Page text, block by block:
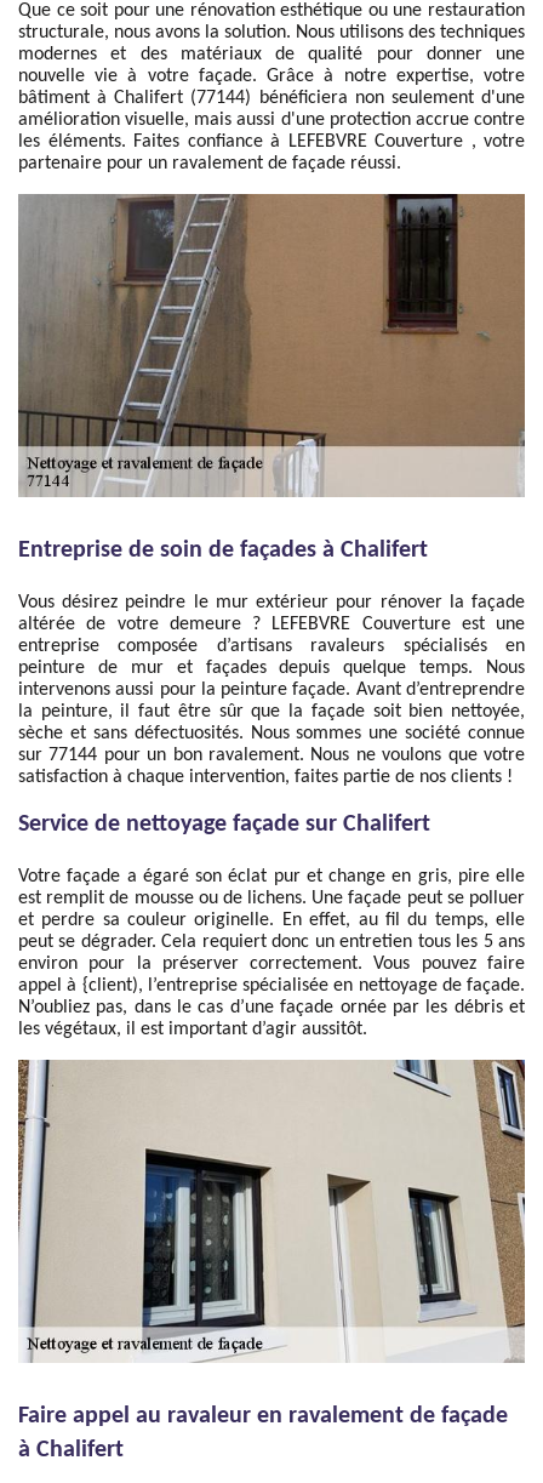
Que ce soit pour une rénovation esthétique ou une restauration
structurale, nous avons la solution. Nous utilisons des techniques
modernes et des matériaux de qualité pour donner une
nouvelle vie à votre façade. Grâce à notre expertise, votre
bâtiment à Chalifert (77144) bénéficiera non seulement d'une
amélioration visuelle, mais aussi d'une protection accrue contre
les éléments. Faites confiance à LEFEBVRE Couverture , votre
partenaire pour un ravalement de façade réussi.
Entreprise de soin de façades à Chalifert
Vous désirez peindre le mur extérieur pour rénover la façade
altérée de votre demeure ? LEFEBVRE Couverture est une
entreprise composée d’artisans ravaleurs spécialisés en
peinture de mur et façades depuis quelque temps. Nous
intervenons aussi pour la peinture façade. Avant d’entreprendre
la peinture, il faut être sûr que la façade soit bien nettoyée,
sèche et sans défectuosités. Nous sommes une société connue
sur 77144 pour un bon ravalement. Nous ne voulons que votre
satisfaction à chaque intervention, faites partie de nos clients !
Service de nettoyage façade sur Chalifert
Votre façade a égaré son éclat pur et change en gris, pire elle
est remplit de mousse ou de lichens. Une façade peut se polluer
et perdre sa couleur originelle. En effet, au fil du temps, elle
peut se dégrader. Cela requiert donc un entretien tous les 5 ans
environ pour la préserver correctement. Vous pouvez faire
appel à {client), l’entreprise spécialisée en nettoyage de façade.
N’oubliez pas, dans le cas d’une façade ornée par les débris et
les végétaux, il est important d’agir aussitôt.
Faire appel au ravaleur en ravalement de façade
à Chalifert